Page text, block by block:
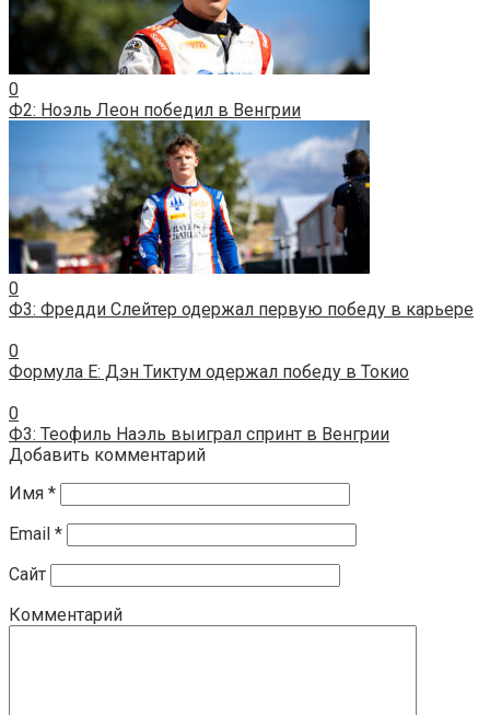
0
Ф2: Ноэль Леон победил в Венгрии
0
Ф3: Фредди Слейтер одержал первую победу в карьере
0
Формула E: Дэн Тиктум одержал победу в Токио
0
Ф3: Теофиль Наэль выиграл спринт в Венгрии
Добавить комментарий
Имя *
Email *
Сайт
Комментарий